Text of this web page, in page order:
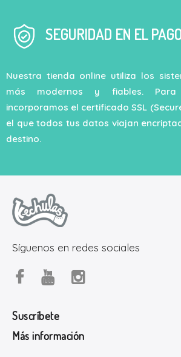
SEGURIDAD EN EL PAGO
Nuestra tienda online utiliza los
más modernos y fiables. Para
incorporamos el certificado SSL
el que todos tus datos viajan
destino.
Síguenos en redes sociales
Suscríbete
Más información